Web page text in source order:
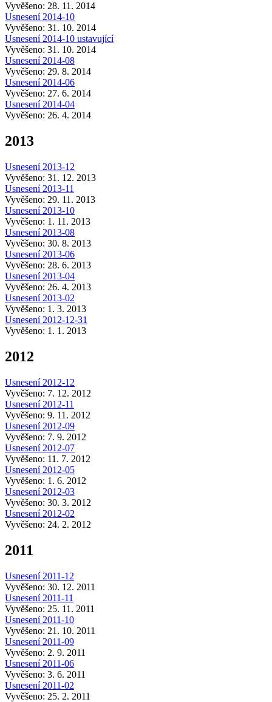
Vyvěšeno: 28. 11. 2014
Usnesení 2014-10
Vyvěšeno: 31. 10. 2014
Usnesení 2014-10 ustavující
Vyvěšeno: 31. 10. 2014
Usnesení 2014-08
Vyvěšeno: 29. 8. 2014
Usnesení 2014-06
Vyvěšeno: 27. 6. 2014
Usnesení 2014-04
Vyvěšeno: 26. 4. 2014
2013
Usnesení 2013-12
Vyvěšeno: 31. 12. 2013
Usnesení 2013-11
Vyvěšeno: 29. 11. 2013
Usnesení 2013-10
Vyvěšeno: 1. 11. 2013
Usnesení 2013-08
Vyvěšeno: 30. 8. 2013
Usnesení 2013-06
Vyvěšeno: 28. 6. 2013
Usnesení 2013-04
Vyvěšeno: 26. 4. 2013
Usnesení 2013-02
Vyvěšeno: 1. 3. 2013
Usnesení 2012-12-31
Vyvěšeno: 1. 1. 2013
2012
Usnesení 2012-12
Vyvěšeno: 7. 12. 2012
Usnesení 2012-11
Vyvěšeno: 9. 11. 2012
Usnesení 2012-09
Vyvěšeno: 7. 9. 2012
Usnesení 2012-07
Vyvěšeno: 11. 7. 2012
Usnesení 2012-05
Vyvěšeno: 1. 6. 2012
Usnesení 2012-03
Vyvěšeno: 30. 3. 2012
Usnesení 2012-02
Vyvěšeno: 24. 2. 2012
2011
Usnesení 2011-12
Vyvěšeno: 30. 12. 2011
Usnesení 2011-11
Vyvěšeno: 25. 11. 2011
Usnesení 2011-10
Vyvěšeno: 21. 10. 2011
Usnesení 2011-09
Vyvěšeno: 2. 9. 2011
Usnesení 2011-06
Vyvěšeno: 3. 6. 2011
Usnesení 2011-02
Vyvěšeno: 25. 2. 2011